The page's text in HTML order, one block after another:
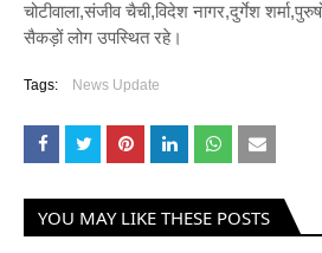
चोटीवाला,संजीव चैची,विदेश नागर,दुर्गेश
सैकड़ों लोग उपस्थित रहे।
Tags: News Update
YOU MAY LIKE THESE POSTS